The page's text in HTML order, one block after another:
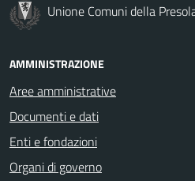
Unione Comuni della
AMMINISTRAZIONE
Aree amministrative
Documenti e dati
Enti e fondazioni
Organi di governo